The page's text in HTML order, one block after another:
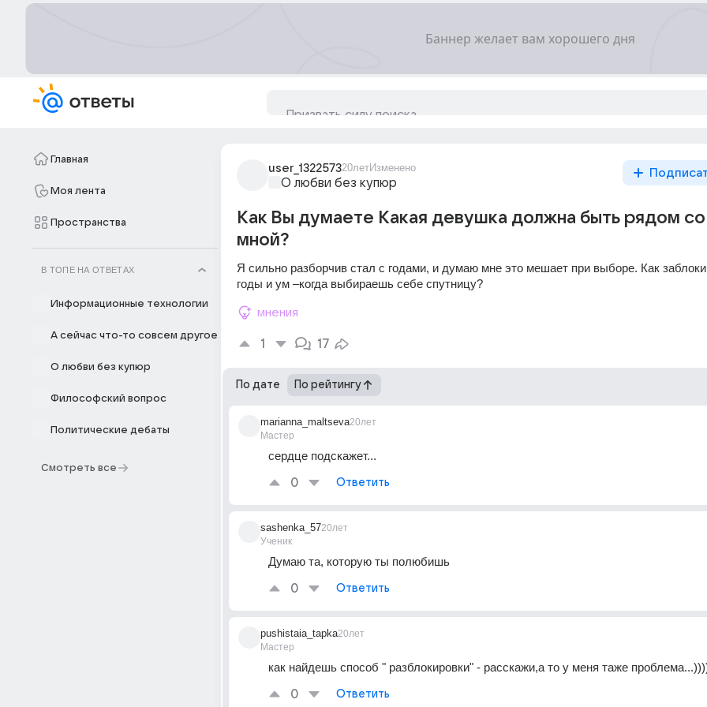
Главная
Моя лента
Пространства
В ТОПЕ НА ОТВЕТАХ
Информационные технологии
А сейчас что-то совсем другое
О любви без купюр
Философский вопрос
Политические дебаты
Смотреть все
user_132257320летИзменено
О любви без купюр
Как Вы думаете Какая девушка должна быть рядом со
мной?
Я сильно разборчив стал с годами, и думаю мне это мешает при выборе. Как
годы и ум –когда выбираешь себе спутницу?
мнения
1 17
По дате По рейтингу
marianna_maltseva
Мастер
20лет
сердце подскажет...
0 Ответить
sashenka_57
Ученик
20лет
Думаю та, которую ты полюбишь
0 Ответить
pushistaia_tapka
Мастер
20лет
как найдешь способ " разблокировки" - расскажи,а то у меня таже
0 Ответить